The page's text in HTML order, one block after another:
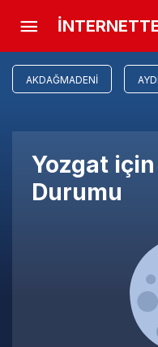
AKDAĞMADENI
Yozgat
Durumu